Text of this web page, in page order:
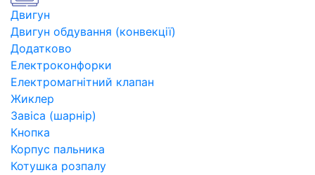
Двигун
Двигун обдування (конвекції)
Додатково
Електроконфорки
Електромагнітний клапан
Жиклер
Завіса (шарнір)
Кнопка
Корпус пальника
Котушка розпалу